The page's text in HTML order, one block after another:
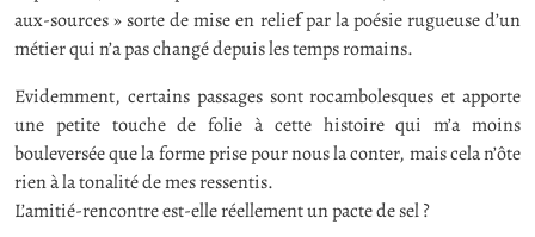
aux-sources » sorte de mise en relief par la poésie rugueuse d’un
métier qui n’a pas changé depuis les temps romains.
Evidemment, certains passages sont rocambolesques et apporte
une petite touche de folie à cette histoire qui m’a moins
bouleversée que la forme prise pour nous la conter, mais cela n’ôte
rien à la tonalité de mes ressentis.
L’amitié-rencontre est-elle réellement un pacte de sel ?